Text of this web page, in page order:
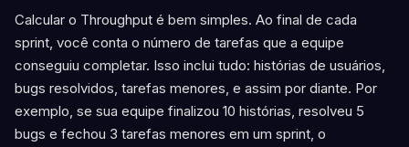
Calcular o Throughput é bem simples. Ao final de cada
sprint, você conta o número de tarefas que a equipe
conseguiu completar. Isso inclui tudo: histórias de usuários,
bugs resolvidos, tarefas menores, e assim por diante. Por
exemplo, se sua equipe finalizou 10 histórias, resolveu 5
bugs e fechou 3 tarefas menores em um sprint, o